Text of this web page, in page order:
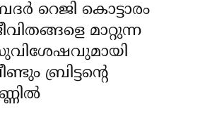
റെജി കൊട്ടാരം
മാറ്റുന്ന
ബ്രിട്ടന്റെ